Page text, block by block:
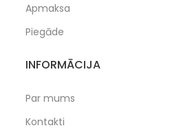
Apmaksa
Piegāde
INFORMĀCIJA
Par mums
Kontakti